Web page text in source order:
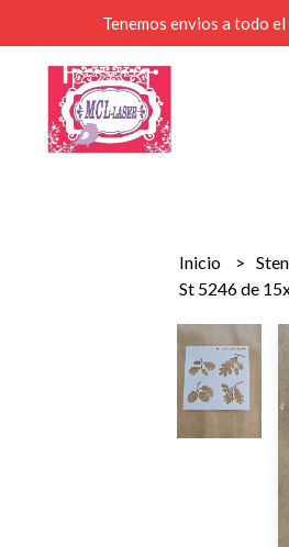
Tenemos envios a todo
Inicio
St 5246 de